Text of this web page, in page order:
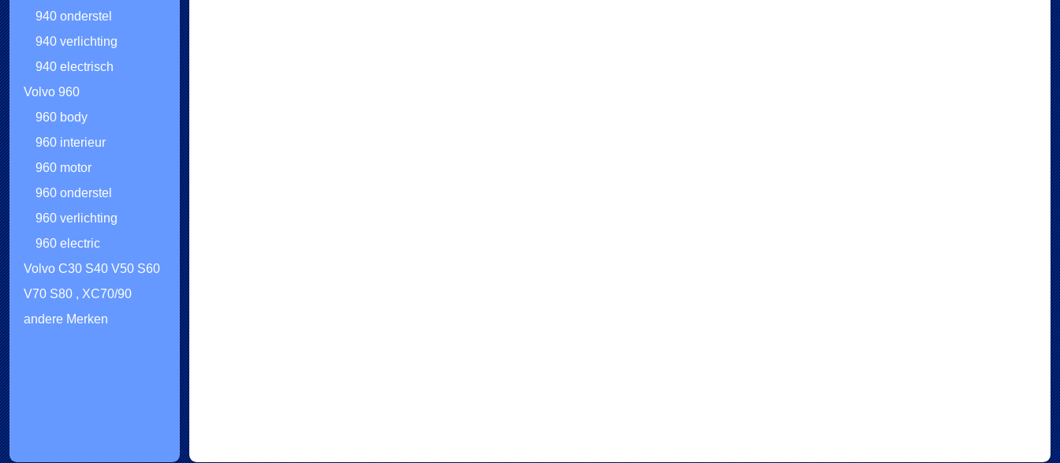
940 onderstel
940 verlichting
940 electrisch
Volvo 960
960 body
960 interieur
960 motor
960 onderstel
960 verlichting
960 electric
Volvo C30 S40 V50 S60
V70 S80 , XC70/90
andere Merken